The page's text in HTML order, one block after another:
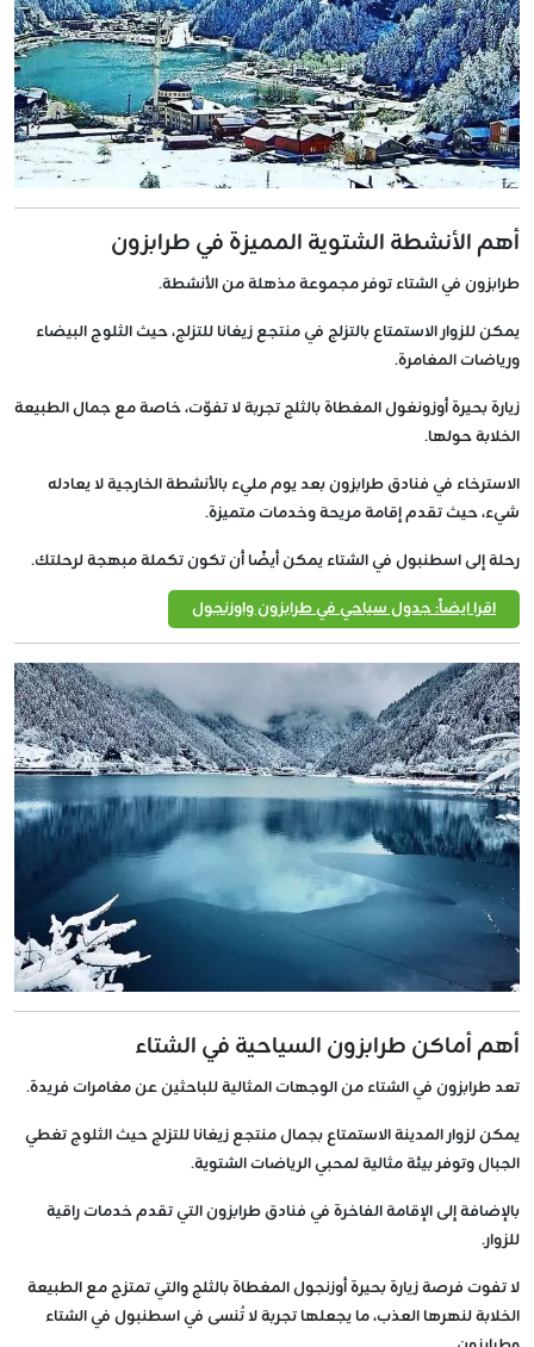
أهم الأنشطة الشتوية المميزة في طرابزون
طرابزون في الشتاء توفر مجموعة مذهلة من الأنشطة.
يمكن للزوار الاستمتاع بالتزلج في منتجع زيغانا للتزلج، حيث الثلوج البيضاء
ورياضات المغامرة.
زيارة بحيرة أوزونغول المغطاة بالثلج تجربة لا تفوّت، خاصة مع جمال الطبيعة
الخلابة حولها.
الاسترخاء في فنادق طرابزون بعد يوم مليء بالأنشطة الخارجية لا يعادله
شيء، حيث تقدم إقامة مريحة وخدمات متميزة.
رحلة إلى اسطنبول في الشتاء يمكن أيضًا أن تكون تكملة مبهجة لرحلتك.
اقرا ايضاً: جدول سياحي في طرابزون واوزنجول
أهم أماكن طرابزون السياحية في الشتاء
تعد طرابزون في الشتاء من الوجهات المثالية للباحثين عن مغامرات فريدة.
يمكن لزوار المدينة الاستمتاع بجمال منتجع زيغانا للتزلج حيث الثلوج تغطي
الجبال وتوفر بيئة مثالية لمحبي الرياضات الشتوية.
بالإضافة إلى الإقامة الفاخرة في فنادق طرابزون التي تقدم خدمات راقية
للزوار.
لا تفوت فرصة زيارة بحيرة أوزنجول المغطاة بالثلج والتي تمتزج مع الطبيعة
الخلابة لنهرها العذب، ما يجعلها تجربة لا تُنسى في اسطنبول في الشتاء